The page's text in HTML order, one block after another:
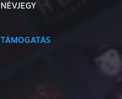
NÉVJEGY
TÁMOGATÁS